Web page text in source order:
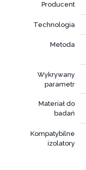
Producent
Technologia
Metoda
Wykrywany
parametr
Materiał do
badań
Kompatybilne
izolatory